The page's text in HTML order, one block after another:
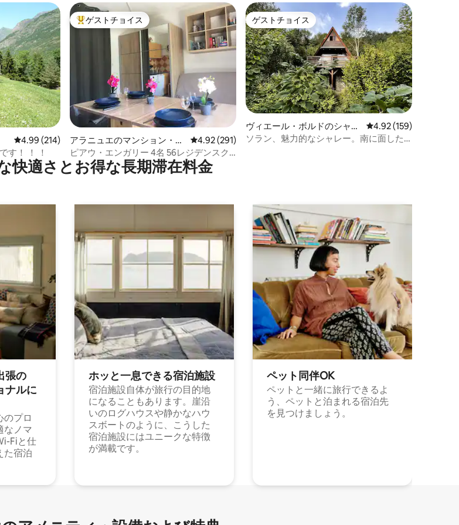
価
。
レビュー214件、5つ星中4.99つ星の平均評価
4.99 (214)
す！ ！ ！
大好評のゲストチョイスです。
ゲストチョイス
アラニュエのマンション・ア
パート
レビュー291件、5つ星中4.92つ星の平均評価
4.92 (291)
ピアウ・エンガリー 4名 56レジデンスク
ラブ・エンガリー2
ゲストチョイス
ゲストチョイス
ヴィエール・ボルドのシャレ
ー
レビュー159件、5つ
4.92 (159)
ソラン、魅力的なシャレー。南に面した
快⁠適⁠さ⁠とお⁠得⁠な長⁠期⁠滞⁠在料⁠金
張⁠の
ナ⁠ル⁠に
のプロ
なノマ
Fiと仕
た宿泊
ホッと一⁠息⁠で⁠き⁠る宿⁠泊施⁠設
宿泊施設自体が旅行の目的地
になることもあります。崖沿
いのログハウスや静かなハウ
スボートのように、こうした
宿泊施設にはユニークな特徴
が満載です。
ペット同⁠伴OK
ペットと一緒に旅行できるよ
う、ペットと泊まれる宿泊先
を見つけましょう。